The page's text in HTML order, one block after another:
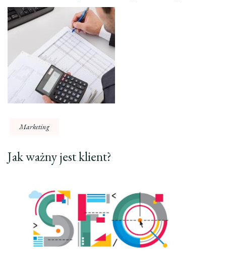
Marketing
Jak ważny jest klient?